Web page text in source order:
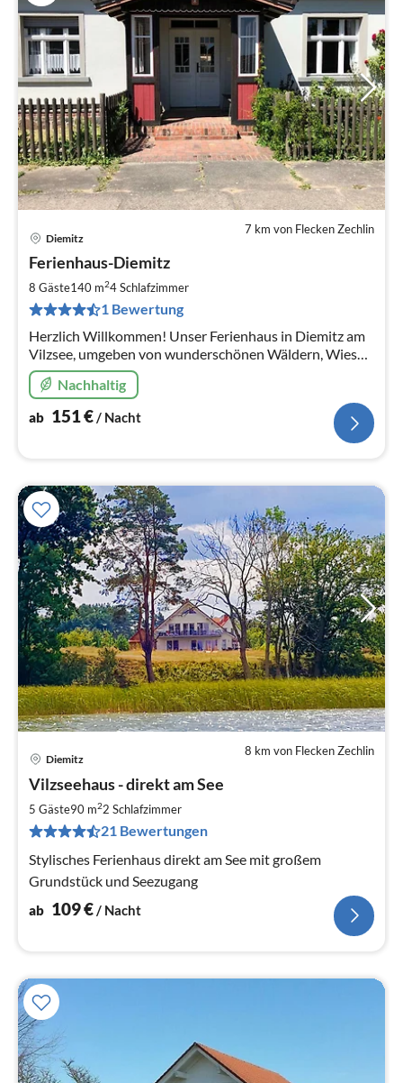
7 km von Flecken Zechlin
Diemitz
Ferienhaus-Diemitz
8 Gäste140 m24Schlafzimmer
1 Bewertung
Herzlich Willkommen! Unser Ferienhaus in Diemitz am
Vilzsee, umgeben von wunderschönen Wäldern, Wiesen
und Seen, liegt am südlichen Rand der
Mecklenburgischen Seenplatte.
Nachhaltig
ab 151€/ Nacht
8 km von Flecken Zechlin
Diemitz
Vilzseehaus - direkt am See
5 Gäste90 m22 Schlafzimmer
21 Bewertungen
Stylisches Ferienhaus direkt am See mit großem
Grundstück und Seezugang
ab 109€ / Nacht